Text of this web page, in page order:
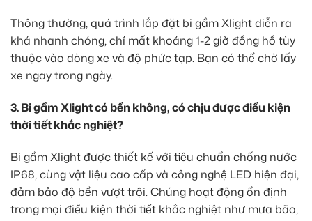
Thông thường, quá trình lắp đặt bi gầm Xlight diễn ra
khá nhanh chóng, chỉ mất khoảng 1-2 giờ đồng hồ tùy
thuộc vào dòng xe và độ phức tạp. Bạn có thể chờ lấy
xe ngay trong ngày.
3. Bi gầm Xlight có bền không, có chịu được điều kiện
thời tiết khắc nghiệt?
Bi gầm Xlight được thiết kế với tiêu chuẩn chống nước
IP68, cùng vật liệu cao cấp và công nghệ LED hiện đại,
đảm bảo độ bền vượt trội. Chúng hoạt động ổn định
trong mọi điều kiện thời tiết khắc nghiệt như mưa bão,